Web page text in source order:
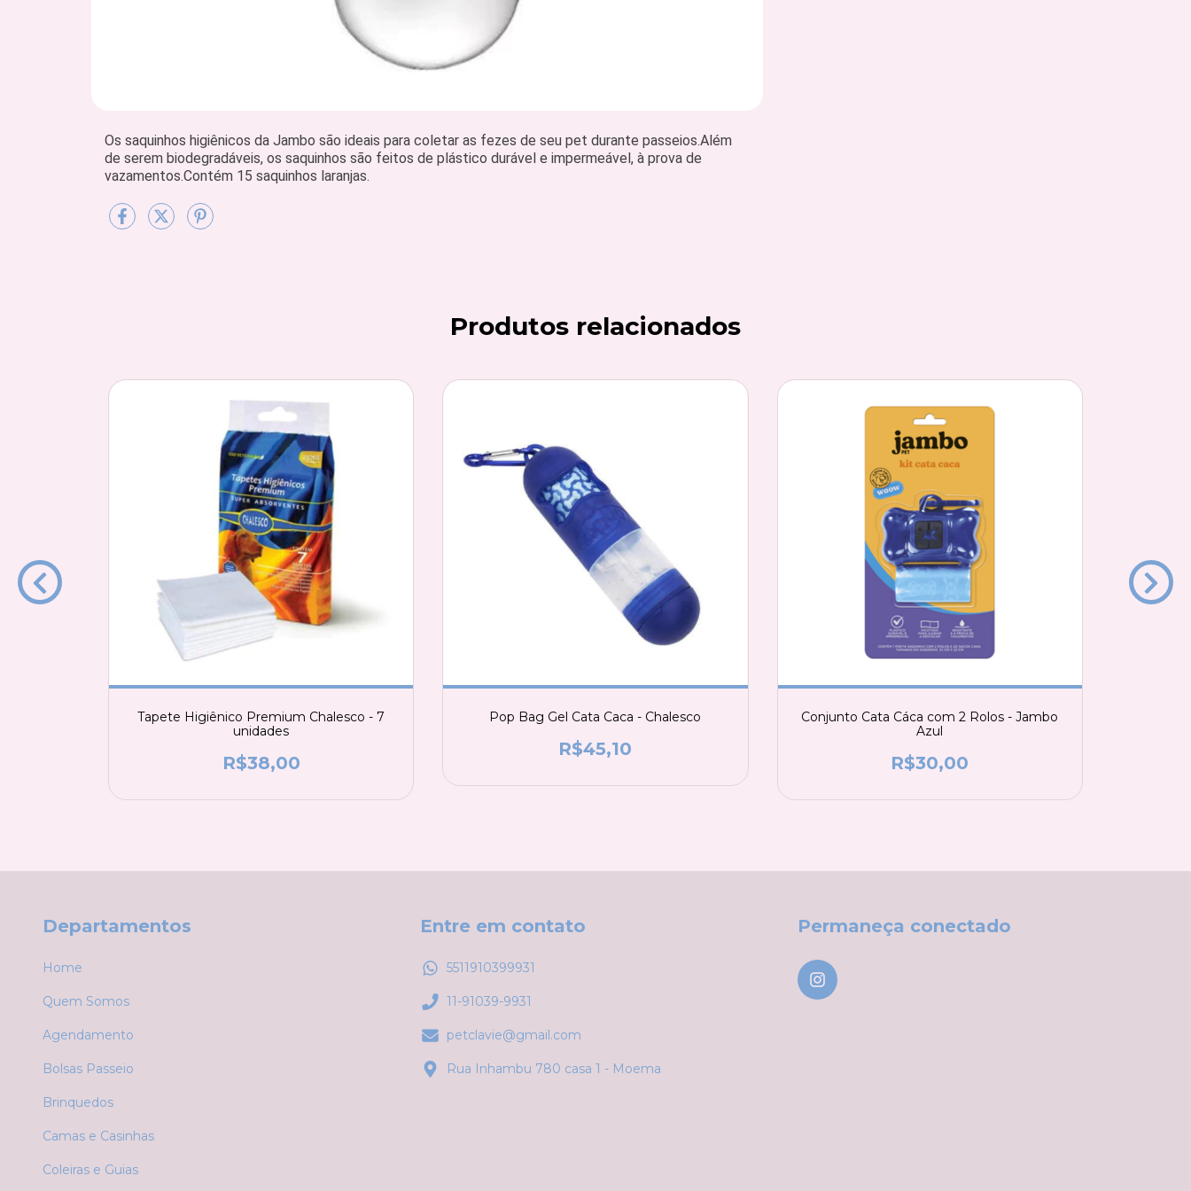
Os saquinhos higiênicos da Jambo são ideais para coletar as fezes de seu pet durante passeios.Além
de serem biodegradáveis, os saquinhos são feitos de plástico durável e impermeável, à prova de
vazamentos.Contém 15 saquinhos laranjas.
Produtos relacionados
Tapete Higiênico Premium Chalesco - 7
unidades
R$38,00
Pop Bag Gel Cata Caca - Chalesco
R$45,10
Conjunto Cata Cáca com 2 Rolos - Jambo
Azul
R$30,00
Departamentos
Home
Quem Somos
Agendamento
Bolsas Passeio
Brinquedos
Camas e Casinhas
Coleiras e Guias
Entre em contato
5511910399931
11-91039-9931
petclavie@gmail.com
Rua Inhambu 780 casa 1 - Moema
Permaneça conectado